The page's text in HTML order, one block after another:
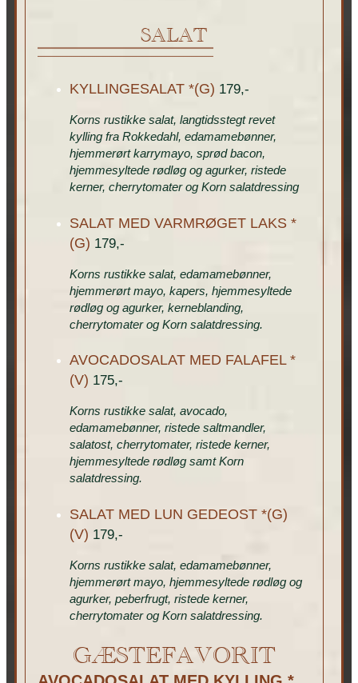
SALAT
KYLLINGESALAT *(G) 179,-
Korns rustikke salat, langtidsstegt revet
kylling fra Rokkedahl, edamamebønner,
hjemmerørt karrymayo, sprød bacon,
hjemmesyltede rødløg og agurker, ristede
kerner, cherrytomater og Korn salatdressing
SALAT MED VARMRØGET LAKS *
(G) 179,-
Korns rustikke salat, edamamebønner,
hjemmerørt mayo, kapers, hjemmesyltede
rødløg og agurker, kerneblanding,
cherrytomater og Korn salatdressing.
AVOCADOSALAT MED FALAFEL *
(V) 175,-
Korns rustikke salat, avocado,
edamamebønner, ristede saltmandler,
salatost, cherrytomater, ristede kerner,
hjemmesyltede rødløg samt Korn
salatdressing.
SALAT MED LUN GEDEOST *(G)
(V) 179,-
Korns rustikke salat, edamamebønner,
hjemmerørt mayo, hjemmesyltede rødløg og
agurker, peberfrugt, ristede kerner,
cherrytomater og Korn salatdressing.
GÆSTEFAVORIT